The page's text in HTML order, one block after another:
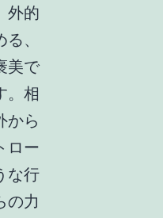
外的
、
美で
。相
から
ロー
な行
の力